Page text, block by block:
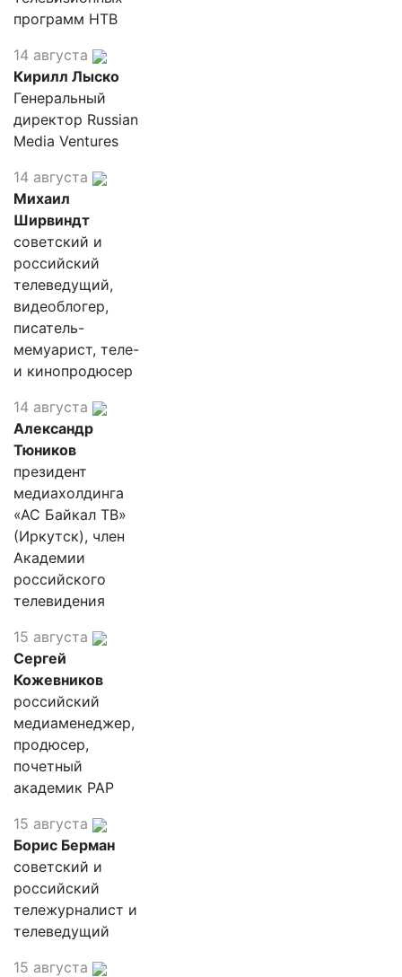
программ НТВ
14 августа
Кирилл Лыско
Генеральный
директор Russian
Media Ventures
14 августа
Михаил
Ширвиндт
советский и
российский
телеведущий,
видеоблогер,
писатель-
мемуарист, теле-
и кинопродюсер
14 августа
Александр
Тюников
президент
медиахолдинга
«АС Байкал ТВ»
(Иркутск), член
Академии
российского
телевидения
15 августа
Сергей
Кожевников
российский
медиаменеджер,
продюсер,
почетный
академик РАР
15 августа
Борис Берман
советский и
российский
тележурналист и
телеведущий
15 августа